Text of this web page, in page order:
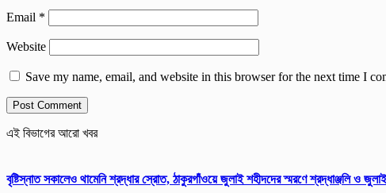
Email *
Website
Save my name, email, and website in this browser for the next time I
এই বিভাগের আরো খবর
বৃষ্টিস্নাত সকালেও থামেনি শ্রদ্ধার স্রোত, ঠাকুরগাঁওয়ে জুলাই শহীদদের স্মরণে শ্রদ্ধাঞ্জলি ও